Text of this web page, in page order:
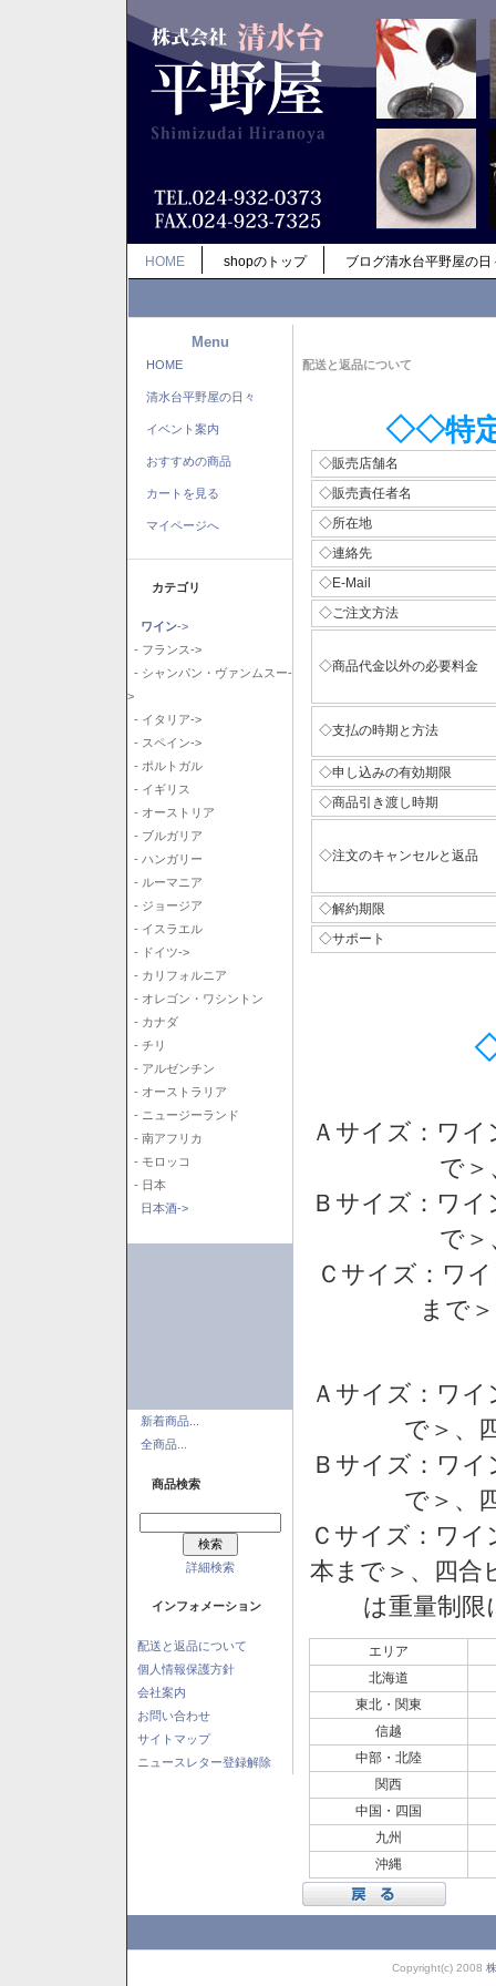
HOME shopのトップ ブログ清水台平野屋の日
Menu
HOME
清水台平野屋の日々
イベント案内
おすすめの商品
カートを見る
マイページへ
カテゴリ
ワイン->
- フランス->
- シャンパン・ヴァンムスー-
>
- イタリア->
- スペイン->
- ポルトガル
- イギリス
- オーストリア
- ブルガリア
- ハンガリー
- ルーマニア
- ジョージア
- イスラエル
- ドイツ->
- カリフォルニア
- オレゴン・ワシントン
- カナダ
- チリ
- アルゼンチン
- オーストラリア
- ニュージーランド
- 南アフリカ
- モロッコ
- 日本
日本酒->
新着商品...
全商品...
商品検索
詳細検索
インフォメーション
配送と返品について
個人情報保護方針
会社案内
お問い合わせ
サイトマップ
ニュースレター登録解除
配送と返品について
◇◇特
◇販売店舗名
◇販売責任者名
◇所在地
◇連絡先
◇E-Mail
◇ご注文方法
◇商品代金以外の必要料金
◇支払の時期と方法
◇申し込みの有効期限
◇商品引き渡し時期
◇注文のキャンセルと返品
◇解約期限
◇サポート
Ａサイズ：ワ
で
Ｂサイズ：ワ
で
Ｃサイズ：ワ
まで
Ａサイズ：ワ
で＞、
Ｂサイズ：ワ
で＞、
Ｃサイズ：ワイ
本まで＞、四
は重量制
エリア
北海道
東北・関東
信越
中部・北陸
関西
中国・四国
九州
沖縄
Copyright(c) 2008